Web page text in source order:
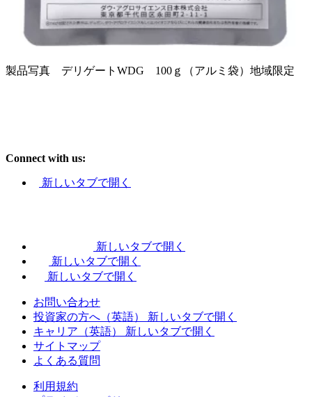
製品写真 デリゲートWDG 100ｇ（アルミ袋）地域限定
Connect with us:
新しいタブで開く
新しいタブで開く
新しいタブで開く
新しいタブで開く
お問い合わせ
投資家の方へ（英語）
新しいタブで開く
キャリア（英語）
新しいタブで開く
サイトマップ
よくある質問
利用規約